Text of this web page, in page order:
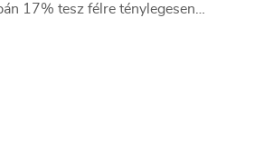
17% tesz félre ténylegesen